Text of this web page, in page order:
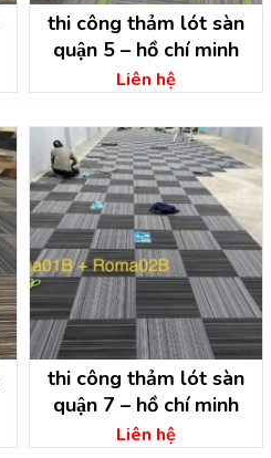
thi công thảm lót sàn
quận 5 – hồ chí minh
Liên hệ
thi công thảm lót sàn
quận 7 – hồ chí minh
Liên hệ